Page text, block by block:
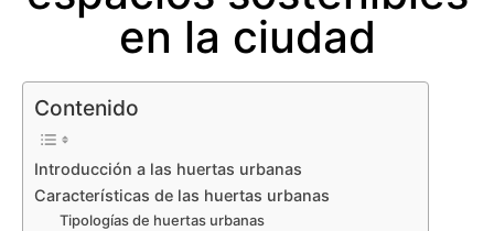
en la ciudad
Contenido
Introducción a las huertas urbanas
Características de las huertas urbanas
Tipologías de huertas urbanas